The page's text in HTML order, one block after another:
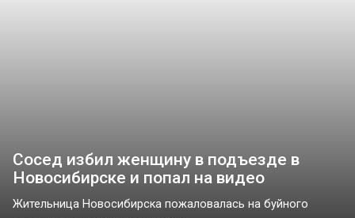
Сосед избил женщину в подъезде в
Новосибирске и попал на видео
Жительница Новосибирска пожаловалась на буйного